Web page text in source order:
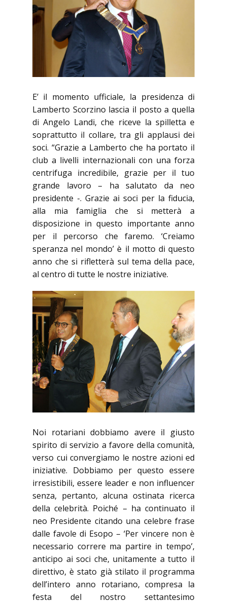
E’ il momento ufficiale, la presidenza di
Lamberto Scorzino lascia il posto a quella
di Angelo Landi, che riceve la spilletta e
soprattutto il collare, tra gli applausi dei
soci. “Grazie a Lamberto che ha portato il
club a livelli internazionali con una forza
centrifuga incredibile, grazie per il tuo
grande lavoro – ha salutato da neo
presidente -. Grazie ai soci per la fiducia,
alla mia famiglia che si metterà a
disposizione in questo importante anno
per il percorso che faremo. ‘Creiamo
speranza nel mondo’ è il motto di questo
anno che si rifletterà sul tema della pace,
al centro di tutte le nostre iniziative.
Noi rotariani dobbiamo avere il giusto
spirito di servizio a favore della comunità,
verso cui convergiamo le nostre azioni ed
iniziative. Dobbiamo per questo essere
irresistibili, essere leader e non influencer
senza, pertanto, alcuna ostinata ricerca
della celebrità. Poiché – ha continuato il
neo Presidente citando una celebre frase
dalle favole di Esopo – ‘Per vincere non è
necessario correre ma partire in tempo’,
anticipo ai soci che, unitamente a tutto il
direttivo, è stato già stilato il programma
dell’intero anno rotariano, compresa la
festa del nostro settantesimo